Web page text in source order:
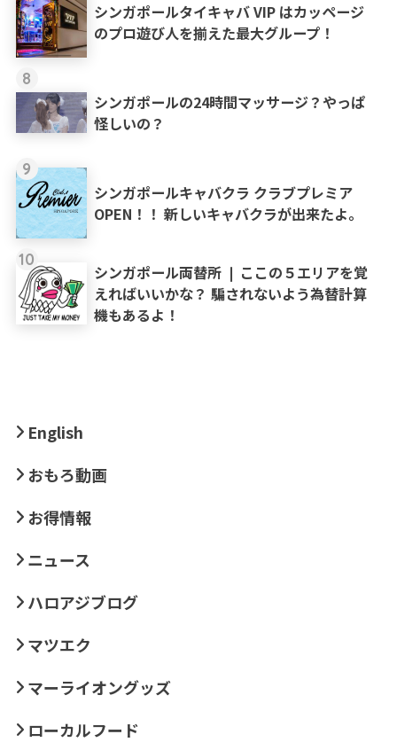
シンガポールタイキャバ VIP はカッページ
のプロ遊び人を揃えた最大グループ！
8
シンガポールの24時間マッサージ？やっぱ
怪しいの？
9
シンガポールキャバクラ クラブプレミア
OPEN！！ 新しいキャバクラが出来たよ。
10
シンガポール両替所 ❘ ここの５エリアを覚
えればいいかな？ 騙されないよう為替計算
機もあるよ！
English
おもろ動画
お得情報
ニュース
ハロアジブログ
マツエク
マーライオングッズ
ローカルフード